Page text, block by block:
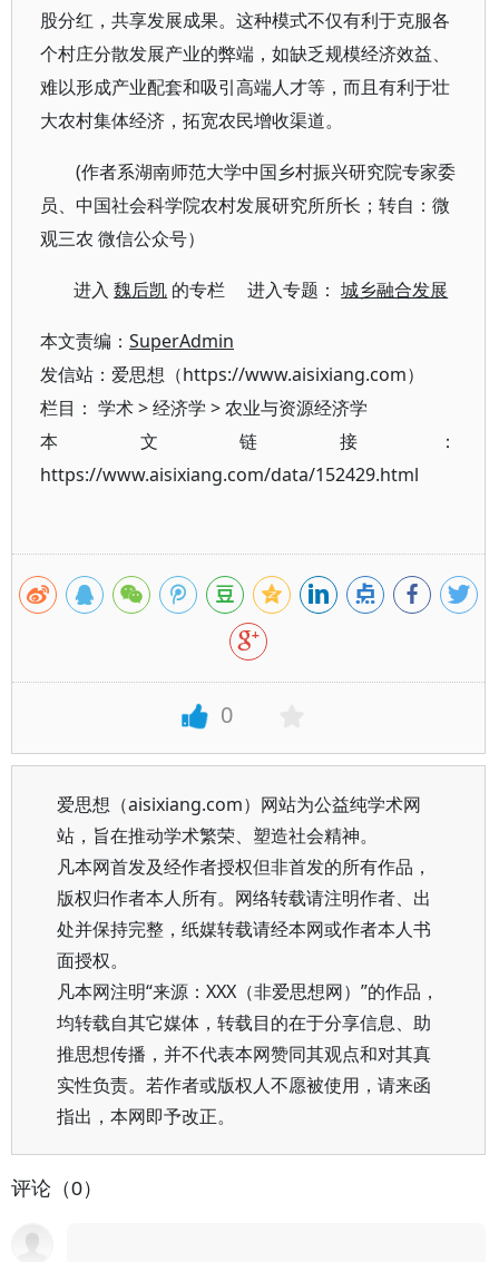
股分红，共享发展成果。这种模式不仅有利于克服各
个村庄分散发展产业的弊端，如缺乏规模经济效益、
难以形成产业配套和吸引高端人才等，而且有利于壮
大农村集体经济，拓宽农民增收渠道。
(作者系湖南师范大学中国乡村振兴研究院专家委
员、中国社会科学院农村发展研究所所长；转自：微
观三农 微信公众号）
进入魏后凯 的专栏 进入专题：城乡融合发展
本文责编： SuperAdmin
发信站：爱思想（https://www.aisixiang.com）
栏目： 学术>经济学 >农业与资源经济学
本文链接：
https://www.aisixiang.com/data/152429.html
0
爱思想（aisixiang.com）网站为公益纯学术网
站，旨在推动学术繁荣、塑造社会精神。
凡本网首发及经作者授权但非首发的所有作品，
版权归作者本人所有。网络转载请注明作者、出
处并保持完整，纸媒转载请经本网或作者本人书
面授权。
凡本网注明“来源：XXX（非爱思想网）”的作品，
均转载自其它媒体，转载目的在于分享信息、助
推思想传播，并不代表本网赞同其观点和对其真
实性负责。若作者或版权人不愿被使用，请来函
指出，本网即予改正。
评论（0）